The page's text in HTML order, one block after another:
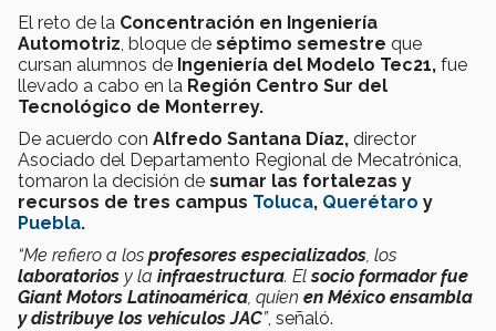
El reto de la Concentración en Ingeniería
Automotriz , bloque de séptimo semestre que
cursan alumnos de Ingeniería del Modelo Tec21, fue
llevado a cabo en la Región Centro Sur del
Tecnológico de Monterrey.
De acuerdo con Alfredo Santana Díaz, director
Asociado del Departamento Regional de Mecatrónica,
tomaron la decisión de sumar las fortalezas y
recursos de tres campus Toluca, Querétaro y
Puebla.
“Me refiero a los profesores especializados , los
laboratorios y la infraestructura. Elsocio formador fue
Giant Motors Latinoamérica , quien en México ensambla
y distribuye los vehículos JAC”, señaló.